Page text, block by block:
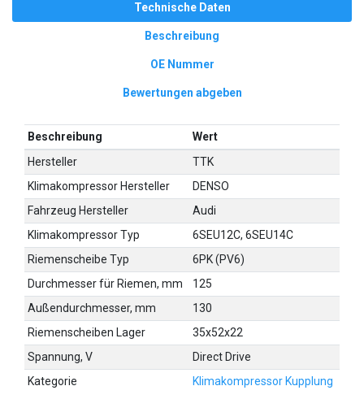
Technische Daten
Beschreibung
OE Nummer
Bewertungen abgeben
Beschreibung
Wert
Hersteller
TTK
Klimakompressor Hersteller
DENSO
Fahrzeug Hersteller
Audi
Klimakompressor Typ
6SEU12C, 6SEU14C
Riemenscheibe Typ
6PK (PV6)
Durchmesser für Riemen, mm
125
Außendurchmesser, mm
130
Riemenscheiben Lager
35x52x22
Spannung, V
Direct Drive
Kategorie
Klimakompressor Kupplung